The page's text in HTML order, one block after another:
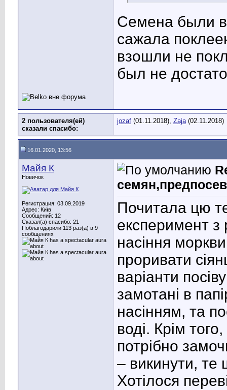
Семена были
сажала
взошли не
был не
2 пользователя(ей)
сказали cпасибо:
jozaf (01.11.2018), Zaja(02.11.2018)
16.01.2020, 13:56
Майя К
Новичок
Регистрация: 03.09.2019
Адрес: Київ
Сообщений: 12
Сказал(а) спасибо: 21
Поблагодарили 113 раз(а) в 9
сообщениях
Почитала цю
експеримент з
насіння
проривати
варіанти
замотані в
насінням, та
воді. Крім
потрібно
– викинути, те
Хотілося